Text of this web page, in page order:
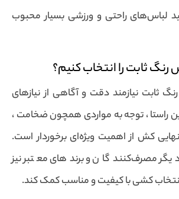
لباس‌های راحتی و ورزشی بسیار محبوب
ثابت را انتخاب کنیم؟
ثابت نیازمند دقت و آگاهی از نیازهای
، توجه به مواردی همچون ضخامت ،
کش از اهمیت ویژه‌ای برخوردار است.
مصرف‌کنندگان و برندهای معتبر نیز
کشی با کیفیت و مناسب کمک کند.